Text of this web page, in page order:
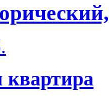
квартира